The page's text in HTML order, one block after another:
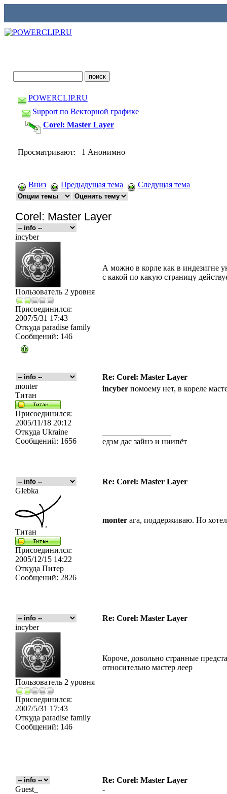
POWERCLIP.RU
Support по Векторной графике
Corel: Master Layer
Просматривают: 1 Анонимно
Вниз Предыдущая тема Следущая тема
Corel: Master Layer
incyber
Пользователь 2 уровня
Присоединился:
2007/5/31 17:43
Откуда paradise family
Сообщений: 146
А можно в корле как в индезигне
с какой по какую страницу
Re: Corel: Master Layer
monter
Титан
Присоединился:
2005/11/18 20:12
Откуда Ukraine
Сообщений: 1656
incyber помоему нет, в кореле
едэм дас зайнэ и ниипёт
Re: Corel: Master Layer
Glebka
Титан
Присоединился:
2005/12/15 14:22
Откуда Питер
Сообщений: 2826
monter ага, поддерживаю. Но
Re: Corel: Master Layer
incyber
Пользователь 2 уровня
Присоединился:
2007/5/31 17:43
Откуда paradise family
Сообщений: 146
Короче, довольно странные
относительно мастер леер
Re: Corel: Master Layer
Guest_
-